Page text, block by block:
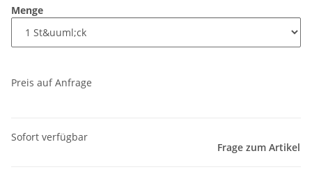
Menge
Preis auf Anfrage
Sofort verfügbar
Frage zum Artikel